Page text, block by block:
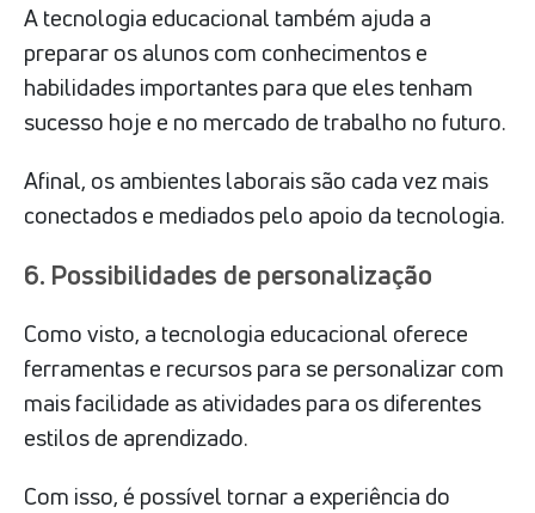
A tecnologia educacional também ajuda a
preparar os alunos com conhecimentos e
habilidades importantes para que eles tenham
sucesso hoje e no mercado de trabalho no futuro.
Afinal, os ambientes laborais são cada vez mais
conectados e mediados pelo apoio da tecnologia.
6. Possibilidades de personalização
Como visto, a tecnologia educacional oferece
ferramentas e recursos para se personalizar com
mais facilidade as atividades para os diferentes
estilos de aprendizado.
Com isso, é possível tornar a experiência do